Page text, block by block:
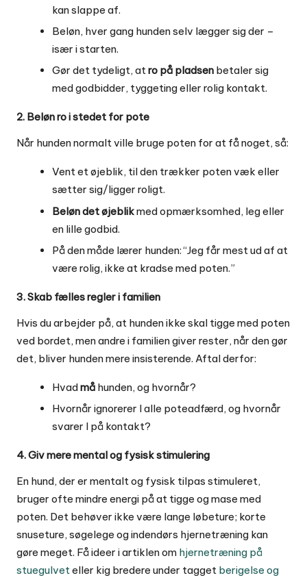
kan slappe af.
Beløn, hver gang hunden selv lægger sig der –
især i starten.
Gør det tydeligt, atro på pladsen betaler sig
med godbidder, tyggeting eller rolig kontakt.
2. Beløn ro i stedet for pote
Når hunden normalt ville bruge poten for at få noget, så:
Vent et øjeblik, til den trækker poten væk eller
sætter sig/ligger roligt.
Beløn det øjeblikmed opmærksomhed, leg eller
en lille godbid.
På den måde lærer hunden: “Jeg får mest ud af at
være rolig, ikke at kradse med poten.”
3. Skab fælles regler i familien
Hvis du arbejder på, at hunden ikke skal tigge med poten
ved bordet, men andre i familien giver rester, når den gør
det, bliver hunden mere insisterende. Aftal derfor:
Hvadmå hunden, og hvornår?
Hvornår ignorerer I alle poteadfærd, og hvornår
svarer I på kontakt?
4. Giv mere mental og fysisk stimulering
En hund, der er mentalt og fysisk tilpas stimuleret,
bruger ofte mindre energi på at tigge og mase med
poten. Det behøver ikke være lange løbeture; korte
snuseture, søgelege og indendørs hjernetræning kan
gøre meget. Få ideer i artiklen om hjernetræning på
stuegulvet eller kig bredere under tagget berigelse og